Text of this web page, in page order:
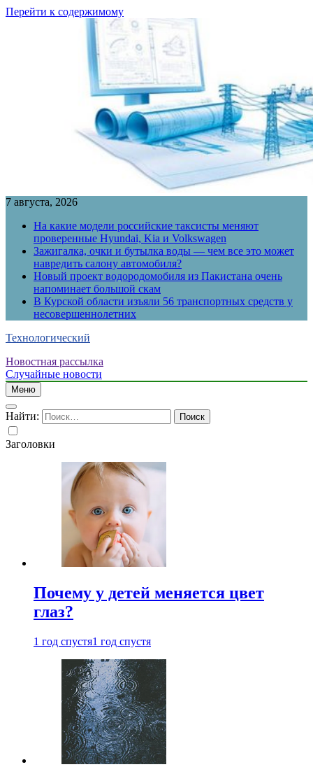
Перейти к содержимому
7 августа, 2026
На какие модели российские таксисты меняют
проверенные Hyundai, Kia и Volkswagen
Зажигалка, очки и бутылка воды — чем все это может
навредить салону автомобиля?
Новый проект водородомобиля из Пакистана очень
напоминает большой скам
В Курской области изъяли 56 транспортных средств у
несовершеннолетних
Технологический
Новостная рассылка
Случайные новости
Меню
Найти:
Заголовки
Почему у детей меняется цвет
глаз?
1 год спустя1 год спустя